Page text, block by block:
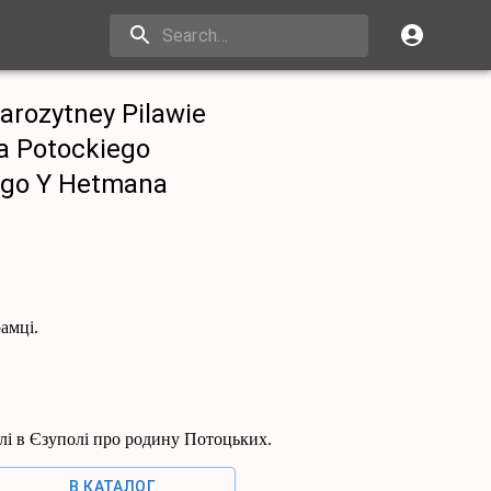
Pilawie
Potockiego
Y Hetmana
в Єзуполі про родину Потоцьких.
В КАТАЛОГ